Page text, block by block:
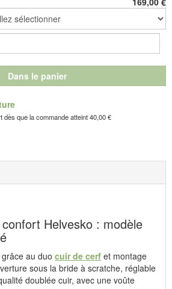
fin, souple et très résistant. De par
et fait preuve d'excellentes propriétés
douceur, il affiche un moelleux aussi
les plus confortables de votre vie !
Rue de l'Industrie, F-67160
Dans le panier
dès que la commande atteint 40,00 €
Helvesko : modèle
au duo cuir de cerf et montage
sous la bride à scratche, réglable
doublée cuir, avec une voûte